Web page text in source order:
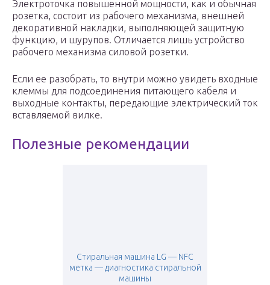
Электроточка повышенной мощности, как и обычная
розетка, состоит из рабочего механизма, внешней
декоративной накладки, выполняющей защитную
функцию, и шурупов. Отличается лишь устройство
рабочего механизма силовой розетки.
Если ее разобрать, то внутри можно увидеть входные
клеммы для подсоединения питающего кабеля и
выходные контакты, передающие электрический ток
вставляемой вилке.
Полезные рекомендации
Стиральная машина LG — NFC
метка — диагностика стиральной
машины